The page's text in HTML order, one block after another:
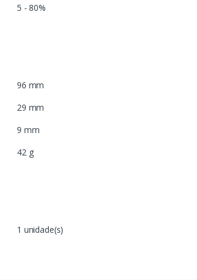
5 - 80%
96 mm
29 mm
9 mm
42 g
1 unidade(s)